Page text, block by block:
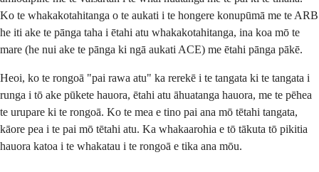
Ko te whakakotahitanga o te aukati i te hongere konupūmā me te ARB
he iti ake te pānga taha i ētahi atu whakakotahitanga, ina koa mō te
mare (he nui ake te pānga ki ngā aukati ACE) me ētahi pānga pākē.
Heoi, ko te rongoā "pai rawa atu" ka rerekē i te tangata ki te tangata i
runga i tō ake pūkete hauora, ētahi atu āhuatanga hauora, me te pēhea
te urupare ki te rongoā. Ko te mea e tino pai ana mō tētahi tangata,
kāore pea i te pai mō tētahi atu. Ka whakaarohia e tō tākuta tō pikitia
hauora katoa i te whakatau i te rongoā e tika ana mōu.